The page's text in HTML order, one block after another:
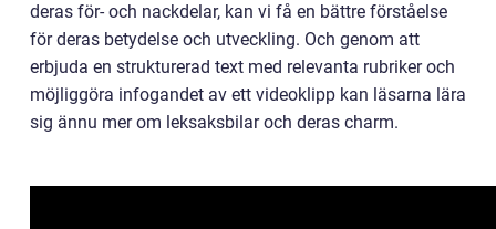
deras för- och nackdelar, kan vi få en bättre förståelse
för deras betydelse och utveckling. Och genom att
erbjuda en strukturerad text med relevanta rubriker och
möjliggöra infogandet av ett videoklipp kan läsarna lära
sig ännu mer om leksaksbilar och deras charm.